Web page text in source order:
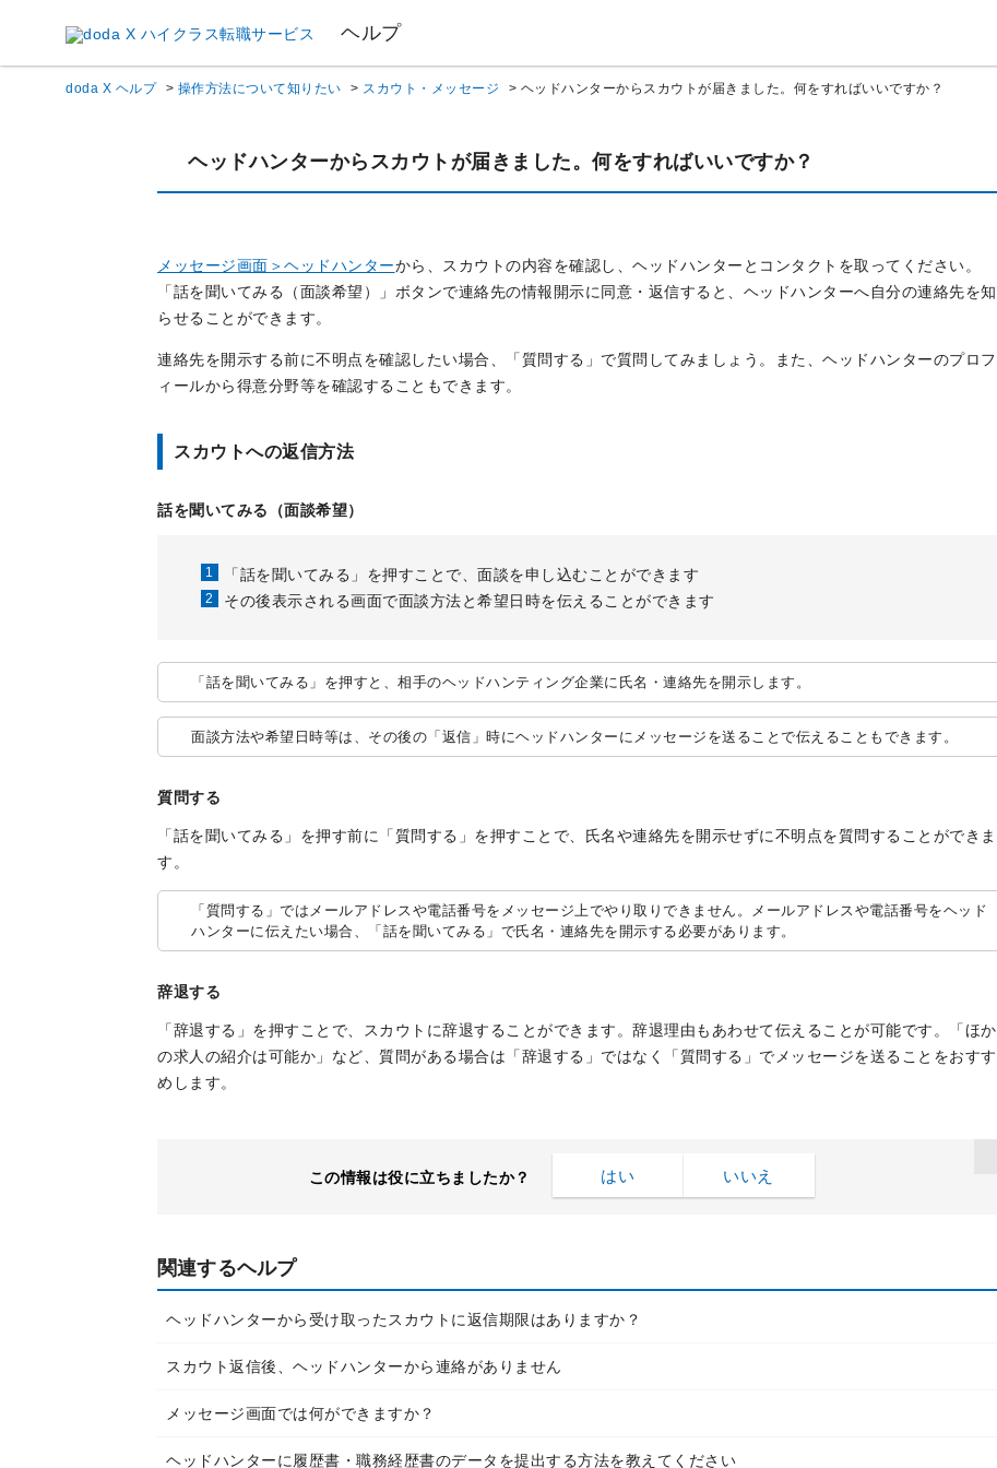
ヘルプ
doda X ヘルプ > 操作方法について知りたい > スカウト・メッセージ > ヘッドハンターからスカウトが届きました。何をすればいいですか？
ヘッドハンターからスカウトが届きました。何をすればいいですか？
メッセージ画面＞ヘッドハンターから、スカウトの内容を確認し、ヘッドハンターとコンタクトを取ってください。
「話を聞いてみる（面談希望）」ボタンで連絡先の情報開示に同意・返信すると、ヘッドハンターへ自分の連絡先を知
らせることができます。
連絡先を開示する前に不明点を確認したい場合、「質問する」で質問してみましょう。また、ヘッドハンターのプロフ
ィールから得意分野等を確認することもできます。
スカウトへの返信方法
話を聞いてみる（面談希望）
「話を聞いてみる」を押すことで、面談を申し込むことができます
その後表示される画面で面談方法と希望日時を伝えることができます
「話を聞いてみる」を押すと、相手のヘッドハンティング企業に氏名・連絡先を開示します。
面談方法や希望日時等は、その後の「返信」時にヘッドハンターにメッセージを送ることで伝えることもできます。
質問する
「話を聞いてみる」を押す前に「質問する」を押すことで、氏名や連絡先を開示せずに不明点を質問することができま
す。
「質問する」ではメールアドレスや電話番号をメッセージ上でやり取りできません。メールアドレスや電話番号をヘッド
ハンターに伝えたい場合、「話を聞いてみる」で氏名・連絡先を開示する必要があります。
辞退する
「辞退する」を押すことで、スカウトに辞退することができます。辞退理由もあわせて伝えることが可能です。「ほか
の求人の紹介は可能か」など、質問がある場合は「辞退する」ではなく「質問する」でメッセージを送ることをおすす
めします。
この情報は役に立ちましたか？ はい いいえ
関連するヘルプ
ヘッドハンターから受け取ったスカウトに返信期限はありますか？
スカウト返信後、ヘッドハンターから連絡がありません
メッセージ画面では何ができますか？
ヘッドハンターに履歴書・職務経歴書のデータを提出する方法を教えてください